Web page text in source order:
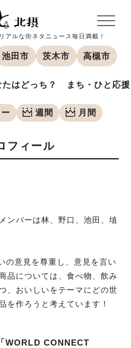
アルな街ネタニュース毎日満載！
池田市 茨木市 高槻市
たはどっち？ まち・ひと応援
週間 月間
フィール
ンバーは林、野口、池田、埴
の意見を尊重し、意見を言い
品については、食べ物、飲み
、おいしいをテーマにどの世
を作ろうと考えています！
WORLD CONNECT